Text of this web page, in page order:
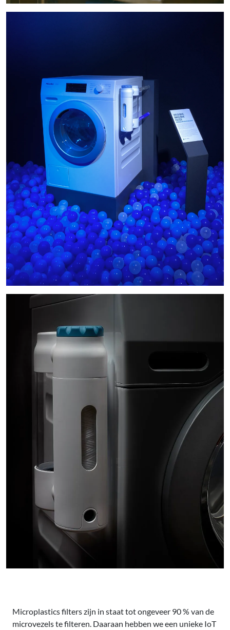
Microplastics filters zijn in staat tot ongeveer 90 % van de
microvezels te filteren. Daaraan hebben we een unieke IoT